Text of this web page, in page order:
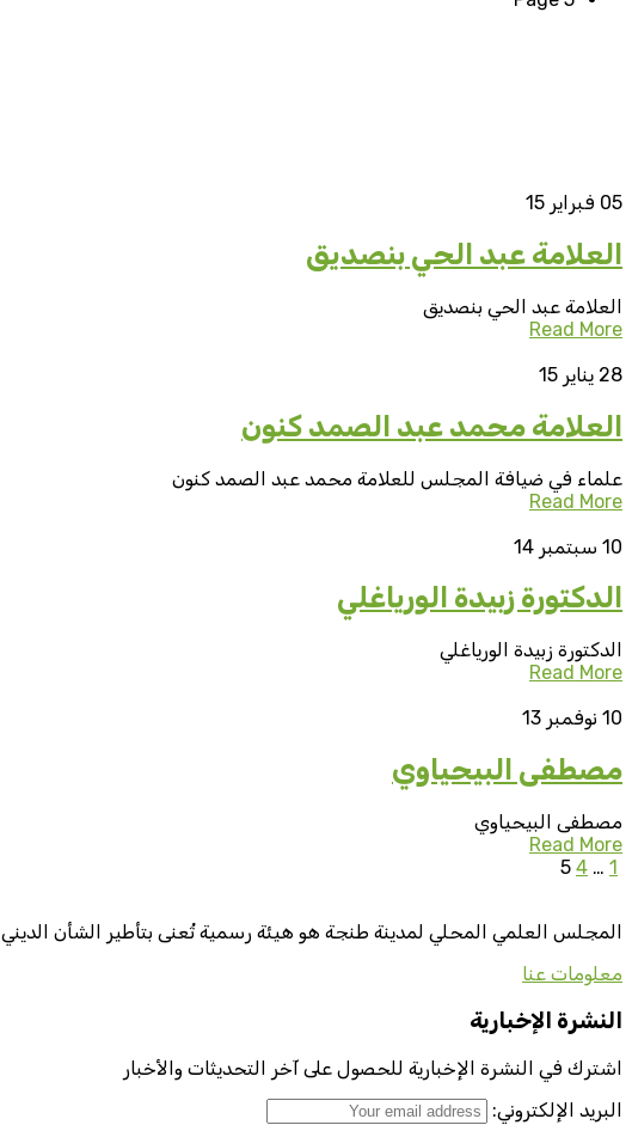
05 فبراير 15
العلامة عبد الحي بنصديق
العلامة عبد الحي بنصديق
Read More
28 يناير 15
العلامة محمد عبد الصمد كنون
علماء في ضيافة المجلس للعلامة محمد عبد الصمد كنون
Read More
10 سبتمبر 14
الدكتورة زبيدة الورياغلي
الدكتورة زبيدة الورياغلي
Read More
10 نوفمبر 13
مصطفى البيحياوي
مصطفى البيحياوي
Read More
1
…
4
5
المجلس العلمي المحلي لمدينة طنجة هو هيئة رسمية تُعنى بتأطير الشأن الديني
معلومات عنا
النشرة الإخبارية
اشترك في النشرة الإخبارية للحصول على آخر التحديثات والأخبار
البريد الإلكتروني: